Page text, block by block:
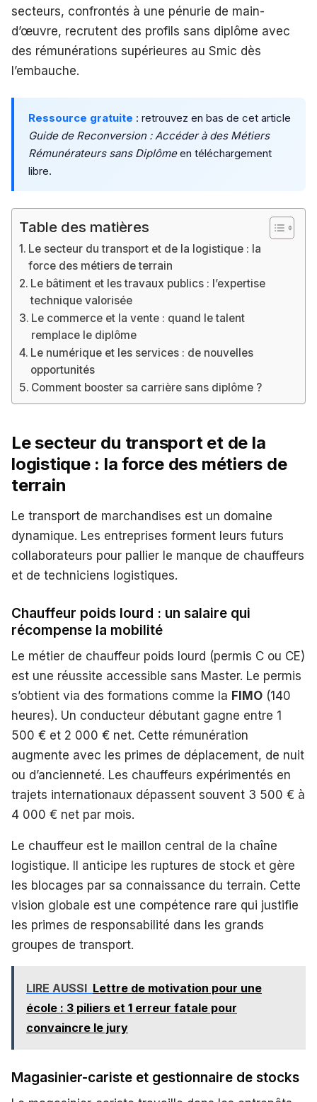
secteurs, confrontés à une pénurie de main-
d’œuvre, recrutent des profils sans diplôme avec
des rémunérations supérieures au Smic dès
l’embauche.
Ressource gratuite : retrouvez en bas de cet article
Guide de Reconversion : Accéder à des Métiers
Rémunérateurs sans Diplômeen téléchargement
libre.
Table des matières
Le secteur du transport et de la logistique : la
force des métiers de terrain
Le bâtiment et les travaux publics : l’expertise
technique valorisée
Le commerce et la vente : quand le talent
remplace le diplôme
Le numérique et les services : de nouvelles
opportunités
Comment booster sa carrière sans diplôme ?
Le secteur du transport et de la
logistique : la force des métiers de
terrain
Le transport de marchandises est un domaine
dynamique. Les entreprises forment leurs futurs
collaborateurs pour pallier le manque de chauffeurs
et de techniciens logistiques.
Chauffeur poids lourd : un salaire qui
récompense la mobilité
Le métier de chauffeur poids lourd (permis C ou CE)
est une réussite accessible sans Master. Le permis
s’obtient via des formations comme la FIMO (140
heures). Un conducteur débutant gagne entre 1
500 € et 2 000 € net. Cette rémunération
augmente avec les primes de déplacement, de nuit
ou d’ancienneté. Les chauffeurs expérimentés en
trajets internationaux dépassent souvent 3 500 € à
4 000 € net par mois.
Le chauffeur est le maillon central de la chaîne
logistique. Il anticipe les ruptures de stock et gère
les blocages par sa connaissance du terrain. Cette
vision globale est une compétence rare qui justifie
les primes de responsabilité dans les grands
groupes de transport.
LIRE AUSSI Lettre de motivation pour une
école : 3 piliers et 1 erreur fatale pour
convaincre le jury
Magasinier-cariste et gestionnaire de stocks